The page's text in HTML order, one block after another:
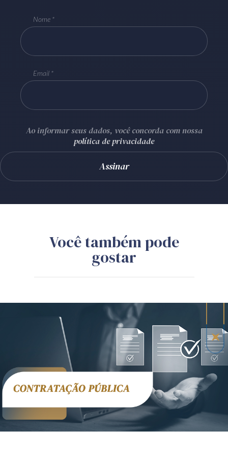
Nome
Email
Ao informar seus dados, você concorda com nossa
política de privacidade
Você também pode
gostar